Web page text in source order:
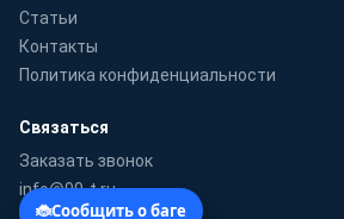
Статьи
Контакты
Политика конфиденциальности
Связаться
Заказать звонок
info@99-t.ru